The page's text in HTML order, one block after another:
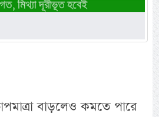
বাড়লেও কমতে পারে